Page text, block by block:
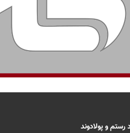
و پولادوند